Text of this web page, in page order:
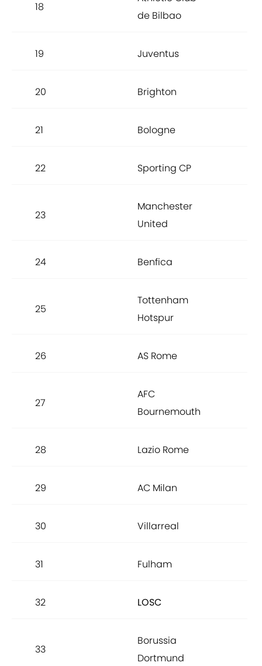
18
de Bilbao
19 Juventus
20 Brighton
21 Bologne
22 Sporting CP
23
Manchester
United
24 Benfica
25
Tottenham
Hotspur
26 AS Rome
27
AFC
Bournemouth
28 Lazio Rome
29 AC Milan
30 Villarreal
31 Fulham
32 LOSC
33
Borussia
Dortmund